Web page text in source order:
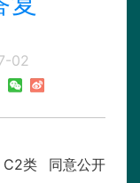
02
类 同意公开